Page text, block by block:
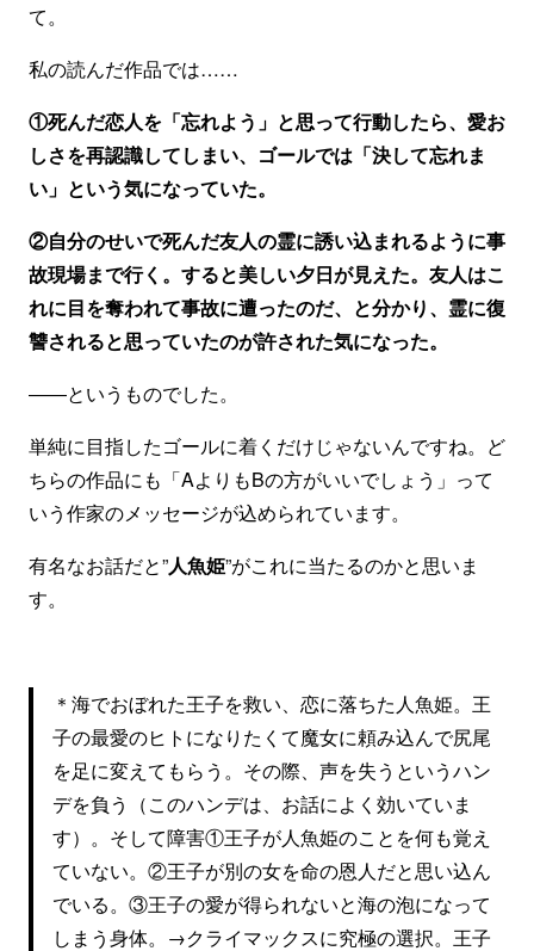
て。
私の読んだ作品では……
①死んだ恋人を「忘れよう」と思って行動したら、愛お
しさを再認識してしまい、ゴールでは「決して忘れま
い」という気になっていた。
②自分のせいで死んだ友人の霊に誘い込まれるように事
故現場まで行く。すると美しい夕日が見えた。友人はこ
れに目を奪われて事故に遭ったのだ、と分かり、霊に復
讐されると思っていたのが許された気になった。
――というものでした。
単純に目指したゴールに着くだけじゃないんですね。ど
ちらの作品にも「AよりもBの方がいいでしょう」って
いう作家のメッセージが込められています。
有名なお話だと”人魚姫”がこれに当たるのかと思いま
す。
＊海でおぼれた王子を救い、恋に落ちた人魚姫。王
子の最愛のヒトになりたくて魔女に頼み込んで尻尾
を足に変えてもらう。その際、声を失うというハン
デを負う（このハンデは、お話によく効いていま
す）。そして障害①王子が人魚姫のことを何も覚え
ていない。②王子が別の女を命の恩人だと思い込ん
でいる。③王子の愛が得られないと海の泡になって
しまう身体。→クライマックスに究極の選択。王子